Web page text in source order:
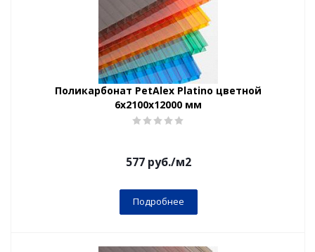
Поликарбонат PetAlex Platino цветной
6х2100х12000 мм
577руб./м2
Подробнее